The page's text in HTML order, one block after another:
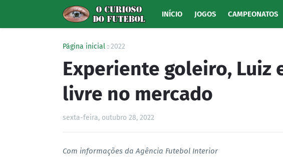
INÍCIO JOGOS CAMPEONATOS
Página inicial 2022
Experiente goleiro, Luiz
livre no mercado
sexta-feira, outubro 28, 2022
Com informações da Agência Futebol Interior